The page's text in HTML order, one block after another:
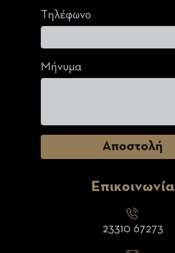
Τηλέφωνο
Μήνυμα
Επικοινωνία
23310 67273